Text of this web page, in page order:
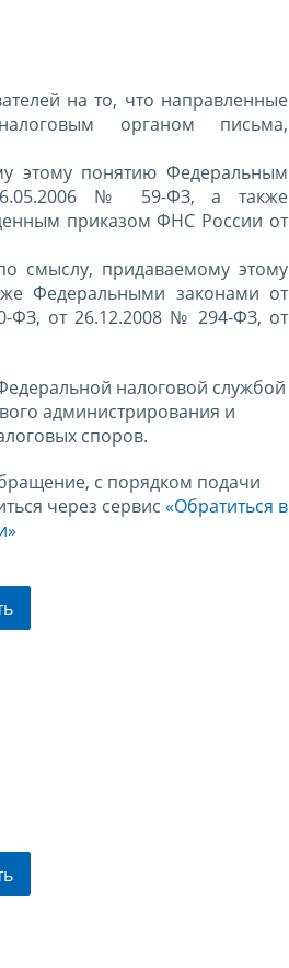
на то, что направленные
органом письма,
этому понятию Федеральным
№ 59-ФЗ, а также
приказом ФНС России от
смыслу, придаваемому этому
Федеральными законами от
ФЗ, от 26.12.2008 № 294-ФЗ, от
налоговой службой
администрирования и
споров.
с порядком подачи
через сервис «Обратиться в